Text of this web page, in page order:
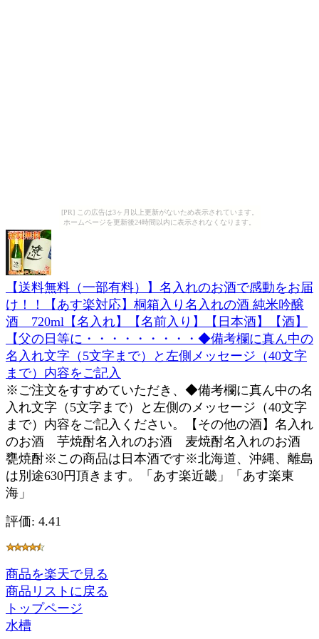
[PR] この広告は3ヶ月以上更新がないため表示されています。
ホームページを更新後24時間以内に表示されなくなります。
【送料無料（一部有料）】名入れのお酒で感動をお届
け！！【あす楽対応】桐箱入り名入れの酒 純米吟醸
酒 720ml【名入れ】【名前入り】【日本酒】【酒】
【父の日等に・・・・・・・・・◆備考欄に真ん中の
名入れ文字（5文字まで）と左側メッセージ（40文字
まで）内容をご記入
※ご注文をすすめていただき、◆備考欄に真ん中の名
入れ文字（5文字まで）と左側のメッセージ（40文字
まで）内容をご記入ください。【その他の酒】名入れ
のお酒 芋焼酎名入れのお酒 麦焼酎名入れのお酒
甕焼酎※この商品は日本酒です※北海道、沖縄、離島
は別途630円頂きます。「あす楽近畿」「あす楽東
海」
評価: 4.41
商品を楽天で見る
商品リストに戻る
トップページ
水槽